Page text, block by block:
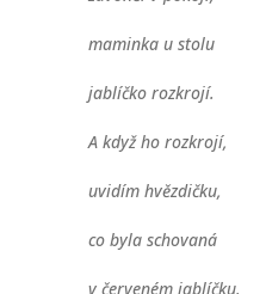
maminka u stolu
jablíčko rozkrojí.
A když ho rozkrojí,
uvidím hvězdičku,
co byla schovaná
v červeném jablíčku.